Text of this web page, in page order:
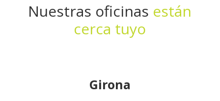
Nuestras oficinas están
cerca tuyo
Girona